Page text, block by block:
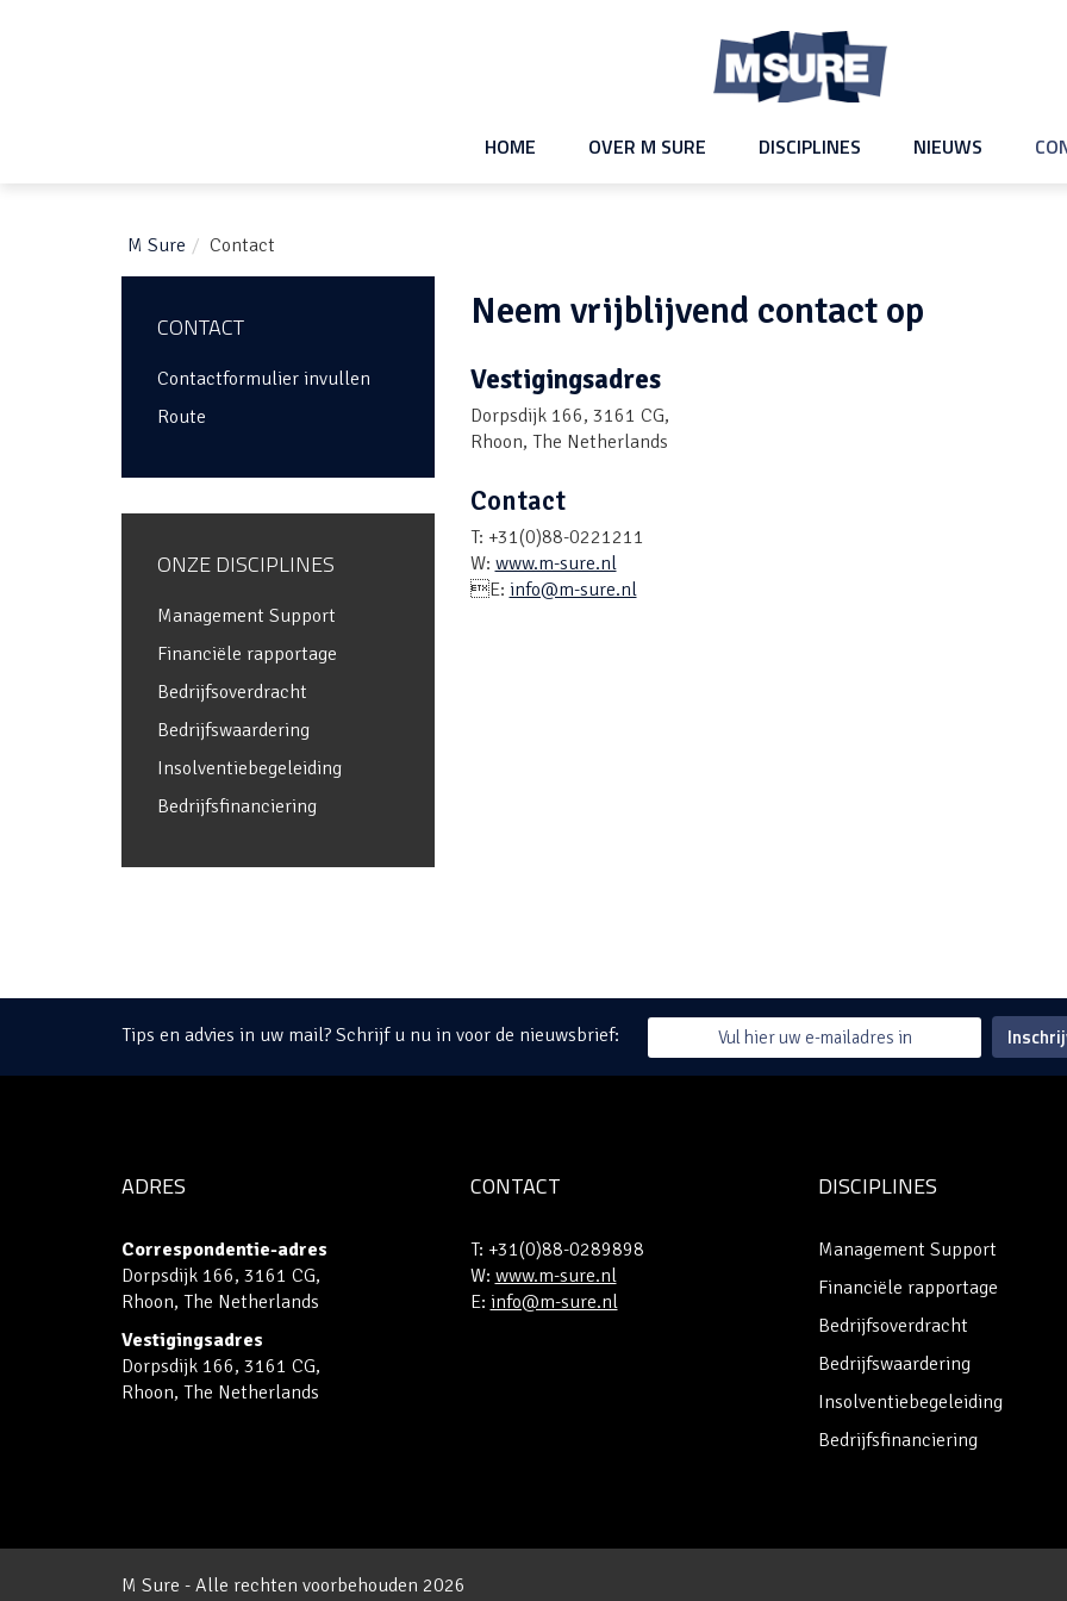
HOME OVER M SURE DISCIPLINES NIEUWS
M Sure Contact
CONTACT
Contactformulier invullen
Route
ONZE DISCIPLINES
Management Support
Financiële rapportage
Bedrijfsoverdracht
Bedrijfswaardering
Insolventiebegeleiding
Bedrijfsfinanciering
Neem vrijblijvend contact op
Vestigingsadres
Dorpsdijk 166, 3161 CG,
Rhoon, The Netherlands
Contact
T: +31(0)88-0221211
W: www.m-sure.nl
E: info@m-sure.nl
Tips en advies in uw mail? Schrijf u nu in voor de nieuwsbrief:
ADRES
Correspondentie-adres
Dorpsdijk 166, 3161 CG,
Rhoon, The Netherlands
Vestigingsadres
Dorpsdijk 166, 3161 CG,
Rhoon, The Netherlands
CONTACT
T: +31(0)88-0289898
W: www.m-sure.nl
E: info@m-sure.nl
DISCIPLINES
Management Support
Financiële rapportage
Bedrijfsoverdracht
Bedrijfswaardering
Insolventiebegeleiding
Bedrijfsfinanciering
M Sure - Alle rechten voorbehouden 2026